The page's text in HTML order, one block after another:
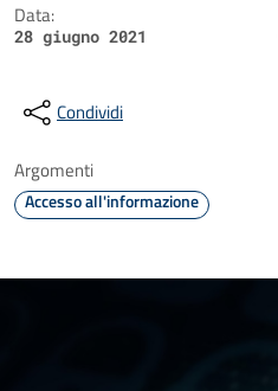
Data:
28 giugno 2021
Condividi
Argomenti
Accesso all'informazione